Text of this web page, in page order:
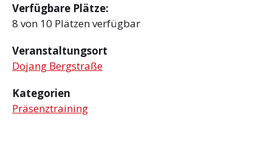
Verfügbare Plätze:
8 von 10 Plätzen verfügbar
Veranstaltungsort
Dojang Bergstraße
Kategorien
Präsenztraining